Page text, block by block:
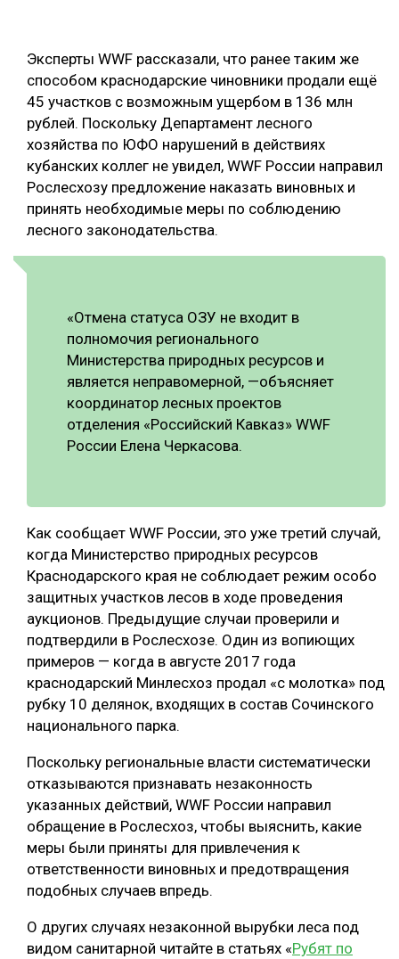
Эксперты WWF рассказали, что ранее таким же
способом краснодарские чиновники продали ещё
45 участков с возможным ущербом в 136 млн
рублей. Поскольку Департамент лесного
хозяйства по ЮФО нарушений в действиях
кубанских коллег не увидел, WWF России направил
Рослесхозу предложение наказать виновных и
принять необходимые меры по соблюдению
лесного законодательства.
«Отмена статуса ОЗУ не входит в
полномочия регионального
Министерства природных ресурсов и
является неправомерной, —объясняет
координатор лесных проектов
отделения «Российский Кавказ» WWF
России Елена Черкасова.
Как сообщает WWF России, это уже третий случай,
когда Министерство природных ресурсов
Краснодарского края не соблюдает режим особо
защитных участков лесов в ходе проведения
аукционов. Предыдущие случаи проверили и
подтвердили в Рослесхозе. Один из вопиющих
примеров — когда в августе 2017 года
краснодарский Минлесхоз продал «с молотка» под
рубку 10 делянок, входящих в состав Сочинского
национального парка.
Поскольку региональные власти систематически
отказываются признавать незаконность
указанных действий, WWF России направил
обращение в Рослесхоз, чтобы выяснить, какие
меры были приняты для привлечения к
ответственности виновных и предотвращения
подобных случаев впредь.
О других случаях незаконной вырубки леса под
видом санитарной читайте в статьях «Рубят по